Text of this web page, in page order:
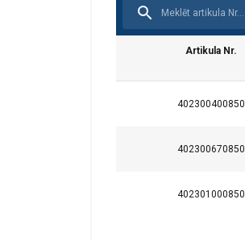
Artikula Nr.
402300400850
402300670850
402301000850